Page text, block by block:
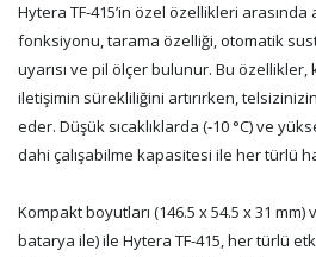
Hytera TF-415’in özel özellikleri
fonksiyonu, tarama özelliği, otomatik
uyarısı ve pil ölçer bulunur. Bu özellikler,
iletişimin sürekliliğini artırırken,
eder. Düşük sıcaklıklarda (-10 °C) ve
dahi çalışabilme kapasitesi ile her türlü
Kompakt boyutları (146.5 x 54.5 x 31
batarya ile) ile Hytera TF-415, her türlü